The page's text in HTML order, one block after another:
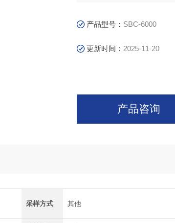
产品型号： SBC-6000
更新时间： 2025-11-20
产品咨询
采样方式 其他